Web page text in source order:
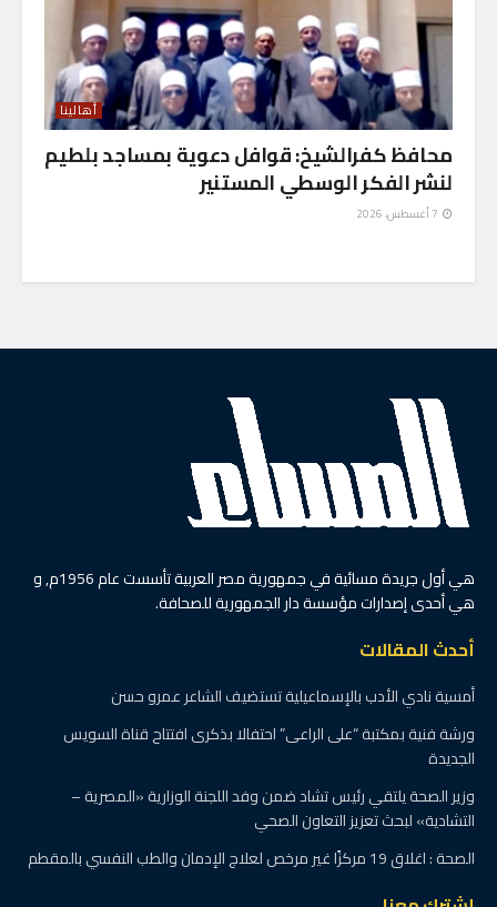
أهالينا
محافظ كفرالشيخ: قوافل دعوية بمساجد بلطيم
لنشر الفكر الوسطي المستنير
هي أول جريدة مسائية في جمهورية مصر العربية تأسست عام 1956م, و
هي أحدى إصدارات مؤسسة دار الجمهورية للصحافة.
أحدث المقالات
أمسية نادي الأدب بالإسماعيلية تستضيف الشاعر عمرو حسن
ورشة فنية بمكتبة “على الراعى” احتفالا بذكرى افتتاح قناة السويس
الجديدة
وزير الصحة يلتقي رئيس تشاد ضمن وفد اللجنة الوزارية «المصرية –
التشادية» لبحث تعزيز التعاون الصحي
الصحة : اغلاق 19 مركزًا غير مرخص لعلاج الإدمان والطب النفسي بالمقطم